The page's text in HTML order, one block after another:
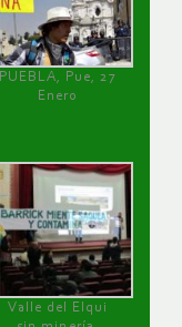
PUEBLA, Pue, 27
Enero
Valle del Elqui